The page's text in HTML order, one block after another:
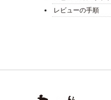
レビューの手順